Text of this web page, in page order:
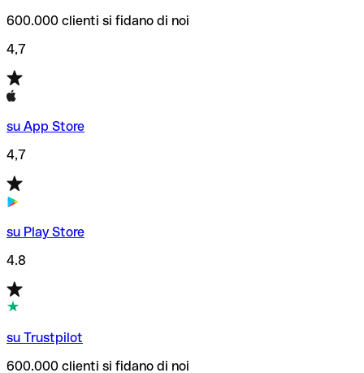
600.000 clienti si fidano di noi
4,7
su App Store
4,7
su Play Store
4.8
su Trustpilot
600.000 clienti si fidano di noi